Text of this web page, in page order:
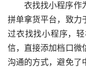
衣找找小程序作
拼单拿货平台，致力
过衣找找小程序，
信，直接添加档口微
沟通的方式，避免了